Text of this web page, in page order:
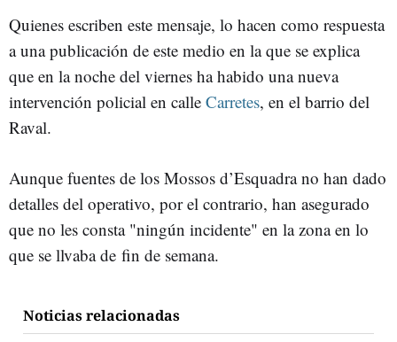
Quienes escriben este mensaje, lo hacen como respuesta
a una publicación de este medio en la que se explica
que en la noche del viernes ha habido una nueva
intervención policial en calle Carretes, en el barrio del
Raval.
Aunque fuentes de los Mossos d’Esquadra no han dado
detalles del operativo, por el contrario, han asegurado
que no les consta "ningún incidente" en la zona en lo
que se llvaba de fin de semana.
Noticias relacionadas